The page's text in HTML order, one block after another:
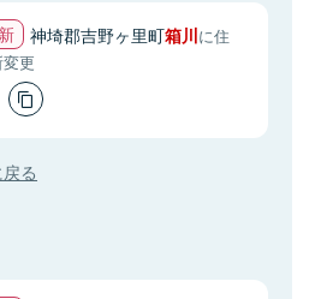
神埼郡吉野ヶ里町箱川に住
変更
る